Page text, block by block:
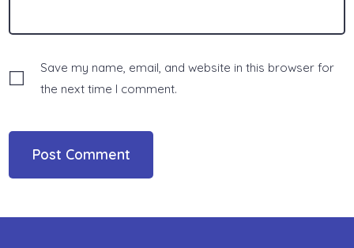
Save my name, email, and website in this browser for
the next time I comment.